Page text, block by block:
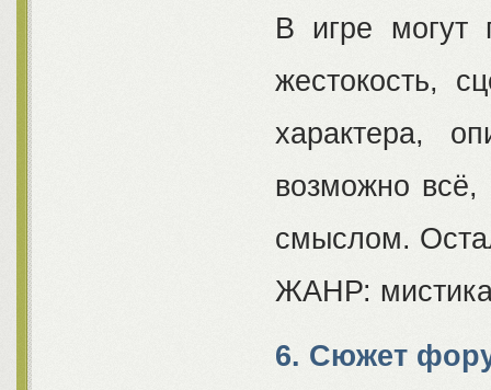
В игре могут
жестокость,
характера,
возможно
смыслом.
ЖАНР:
6. Сюжет